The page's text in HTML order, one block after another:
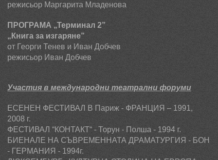
режисьор Маргарита Младенова
ПРОГРАМА „Терминал 2”
„Книга за изгаряне”
от Георги Тенев и Иван Добчев
режисьор Иван Добчев
Участия в международни театрални форуми
ЕСЕНЕН ФЕСТИВАЛ В Париж - ФРАНЦИЯ – 1991,
2008 г.
ФЕСТИВАЛ “КОНТАКТ“ - Торун - Полша - 1994 г.
БИЕНАЛЕ НА СЪВРЕМЕННАТА ДРАМАТУРГИЯ - БОН
- ГЕРМАНИЯ - 1994г.